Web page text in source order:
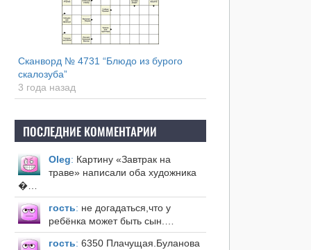
Сканворд № 4731 “Блюдо из бурого
скалозуба”
3 года назад
ПОСЛЕДНИЕ КОММЕНТАРИИ
Оleg: Картину «Завтрак на
траве» написали оба художника
�…
гость: не догадаться,что у
ребёнка может быть сын.…
гость: 6350 Плачущая.Буланова